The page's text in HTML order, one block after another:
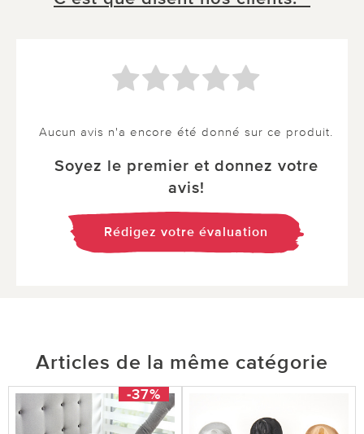
Aucun avis n'a encore été donné sur ce produit.
Soyez le premier et donnez votre
avis!
Rédigez votre évaluation
Articles de la même catégorie
-37%